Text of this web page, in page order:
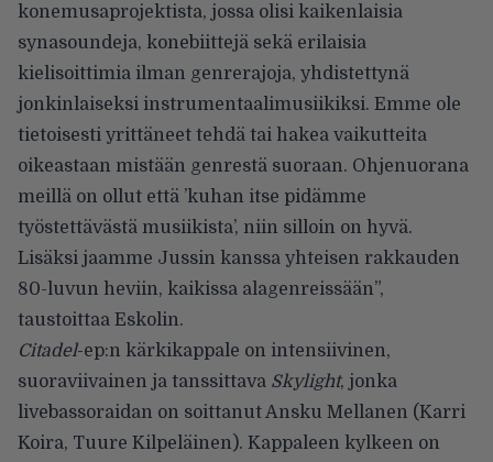
konemusaprojektista, jossa olisi kaikenlaisia
synasoundeja, konebiittejä sekä erilaisia
kielisoittimia ilman genrerajoja, yhdistettynä
jonkinlaiseksi instrumentaalimusiikiksi. Emme ole
tietoisesti yrittäneet tehdä tai hakea vaikutteita
oikeastaan mistään genrestä suoraan. Ohjenuorana
meillä on ollut että ’kuhan itse pidämme
työstettävästä musiikista’, niin silloin on hyvä.
Lisäksi jaamme Jussin kanssa yhteisen rakkauden
80-luvun heviin, kaikissa alagenreissään”,
taustoittaa Eskolin.
Citadel-ep:n kärkikappale on intensiivinen,
suoraviivainen ja tanssittava Skylight, jonka
livebassoraidan on soittanut Ansku Mellanen (Karri
Koira, Tuure Kilpeläinen). Kappaleen kylkeen on